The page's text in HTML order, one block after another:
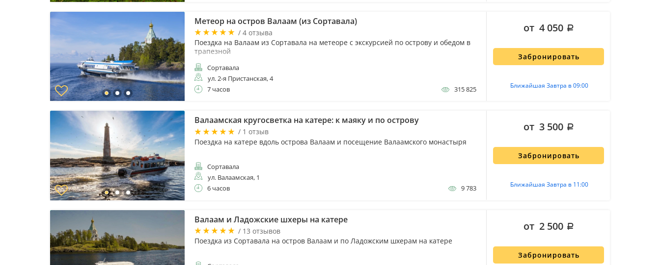
Метеор на остров Валаам (из Сортавала)
/ 4 отзыва
Поездка на Валаам из Сортавала на метеоре с экскурсией по острову и обедом в
трапезной
Сортавала
ул. 2-я Пристанская, 4
7 часов
315 825
Забронировать
Ближайшая Завтра в 09:00
от 4 050
Валаамская кругосветка на катере: к маяку и по острову
/ 1 отзыв
Поездка на катере вдоль острова Валаам и посещение Валаамского монастыря
Сортавала
ул. Валаамская, 1
6 часов
9 783
Забронировать
Ближайшая Завтра в 11:00
от 3 500
Валаам и Ладожские шхеры на катере
/ 13 отзывов
Поездка из Сортавала на остров Валаам и по Ладожским шхерам на катере
Забронировать
от 2 500